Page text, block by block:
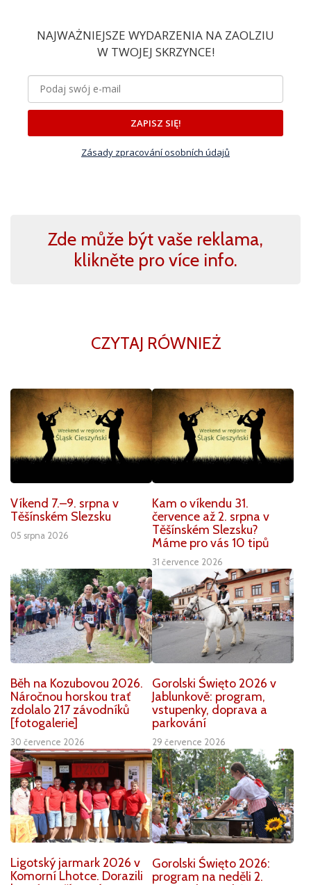
NAJWAŻNIEJSZE WYDARZENIA NA ZAOLZIU
W TWOJEJ SKRZYNCE!
ZAPISZ SIĘ!
Zásady zpracování osobních údajů
Zde může být vaše reklama,
klikněte pro více info.
CZYTAJ RÓWNIEŻ
Víkend 7.–9. srpna v
Těšínském Slezsku
05 srpna 2026
Kam o víkendu 31.
července až 2. srpna v
Těšínském Slezsku?
Máme pro vás 10 tipů
31 července 2026
Běh na Kozubovou 2026.
Náročnou horskou trať
zdolalo 217 závodníků
[fotogalerie]
30 července 2026
Gorolski Święto 2026 v
Jablunkově: program,
vstupenky, doprava a
parkování
29 července 2026
Ligotský jarmark 2026 v
Komorní Lhotce. Dorazili
Gorolski Święto 2026:
program na neděli 2.